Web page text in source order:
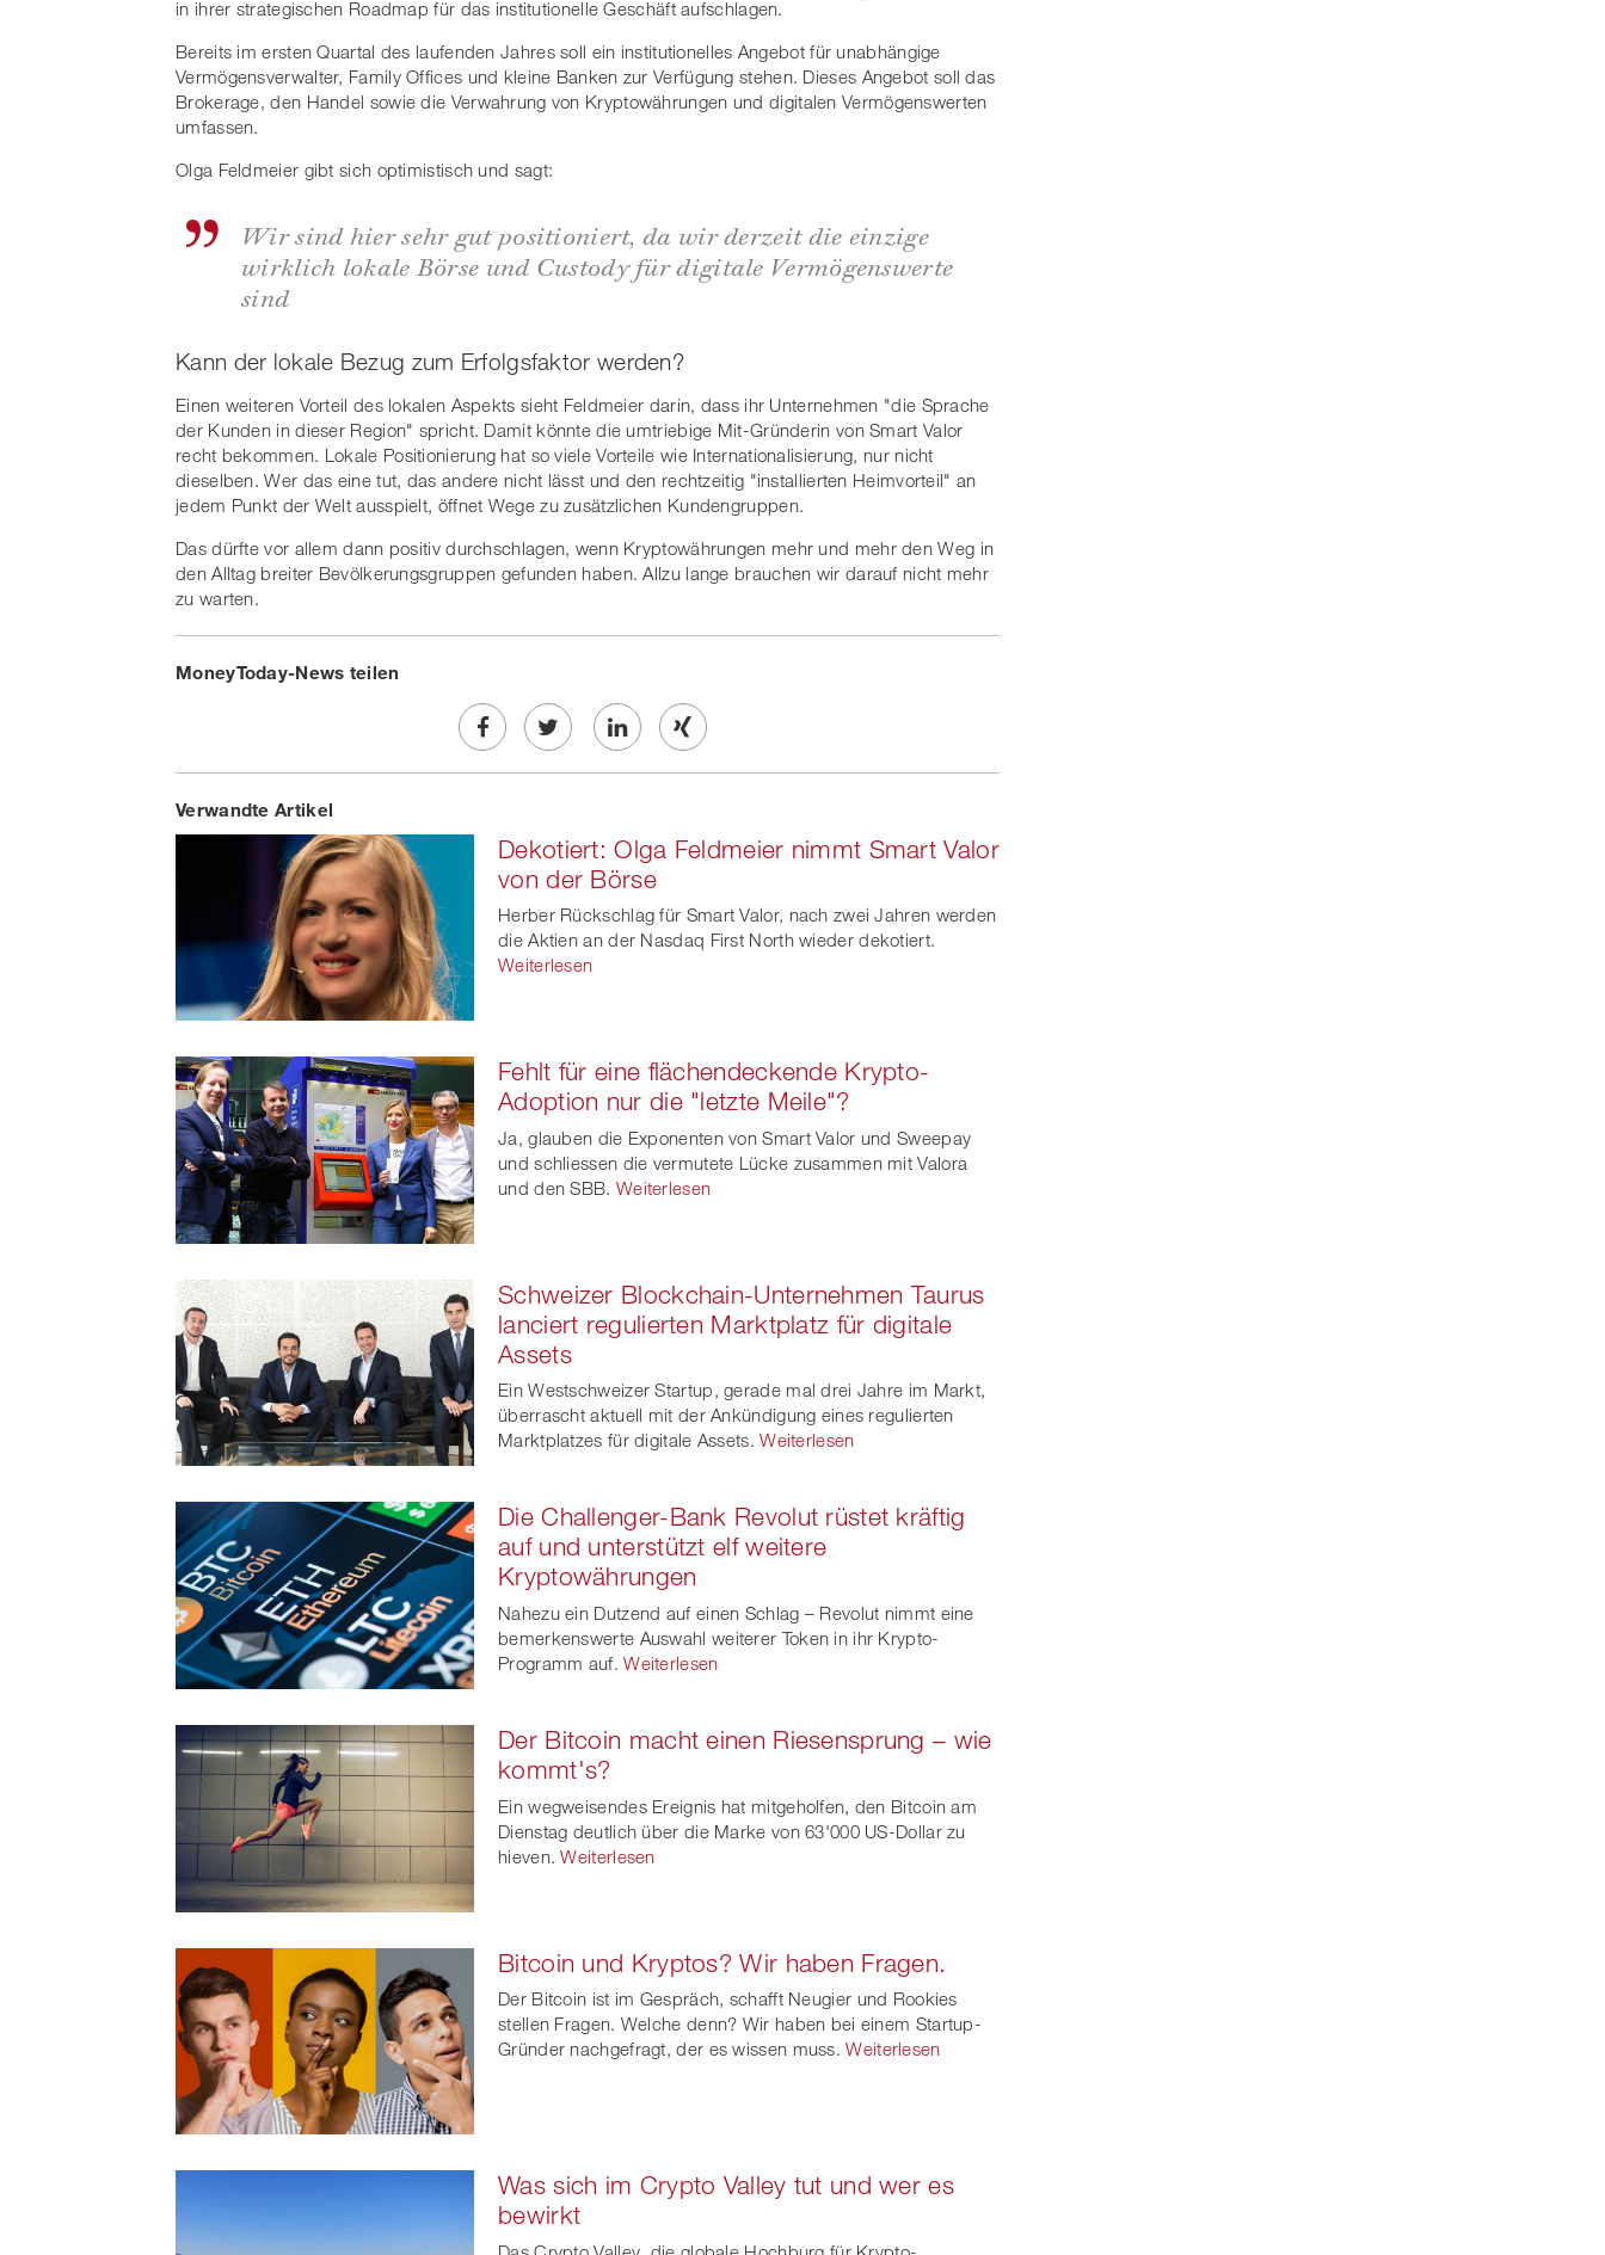
in ihrer strategischen Roadmap für das institutionelle Geschäft aufschlagen.
Bereits im ersten Quartal des laufenden Jahres soll ein institutionelles Angebot für unabhängige
Vermögensverwalter, Family Offices und kleine Banken zur Verfügung stehen. Dieses Angebot soll das
Brokerage, den Handel sowie die Verwahrung von Kryptowährungen und digitalen Vermögenswerten
umfassen.
Olga Feldmeier gibt sich optimistisch und sagt:
Wir sind hier sehr gut positioniert, da wir derzeit die einzige
wirklich lokale Börse und Custody für digitale Vermögenswerte
sind
Kann der lokale Bezug zum Erfolgsfaktor werden?
Einen weiteren Vorteil des lokalen Aspekts sieht Feldmeier darin, dass ihr Unternehmen "die Sprache
der Kunden in dieser Region" spricht. Damit könnte die umtriebige Mit-Gründerin von Smart Valor
recht bekommen. Lokale Positionierung hat so viele Vorteile wie Internationalisierung, nur nicht
dieselben. Wer das eine tut, das andere nicht lässt und den rechtzeitig "installierten Heimvorteil" an
jedem Punkt der Welt ausspielt, öffnet Wege zu zusätzlichen Kundengruppen.
Das dürfte vor allem dann positiv durchschlagen, wenn Kryptowährungen mehr und mehr den Weg in
den Alltag breiter Bevölkerungsgruppen gefunden haben. Allzu lange brauchen wir darauf nicht mehr
zu warten.
MoneyToday-News teilen
Share
Facebook
Twe
on
twitt
er
Share
linkedin
Share
Xing
Verwandte Artikel
Dekotiert: Olga Feldmeier nimmt Smart Valor
von der Börse
Herber Rückschlag für Smart Valor, nach zwei Jahren werden
die Aktien an der Nasdaq First North wieder dekotiert.
Weiterlesen
Fehlt für eine flächendeckende Krypto-
Adoption nur die "letzte Meile"?
Ja, glauben die Exponenten von Smart Valor und Sweepay
und schliessen die vermutete Lücke zusammen mit Valora
und den SBB. Weiterlesen
Schweizer Blockchain-Unternehmen Taurus
lanciert regulierten Marktplatz für digitale
Assets
Ein Westschweizer Startup, gerade mal drei Jahre im Markt,
überrascht aktuell mit der Ankündigung eines regulierten
Marktplatzes für digitale Assets. Weiterlesen
Die Challenger-Bank Revolut rüstet kräftig
auf und unterstützt elf weitere
Kryptowährungen
Nahezu ein Dutzend auf einen Schlag – Revolut nimmt eine
bemerkenswerte Auswahl weiterer Token in ihr Krypto-
Programm auf. Weiterlesen
Der Bitcoin macht einen Riesensprung – wie
kommt's?
Ein wegweisendes Ereignis hat mitgeholfen, den Bitcoin am
Dienstag deutlich über die Marke von 63'000 US-Dollar zu
hieven. Weiterlesen
Bitcoin und Kryptos? Wir haben Fragen.
Der Bitcoin ist im Gespräch, schafft Neugier und Rookies
stellen Fragen. Welche denn? Wir haben bei einem Startup-
Gründer nachgefragt, der es wissen muss. Weiterlesen
Was sich im Crypto Valley tut und wer es
bewirkt